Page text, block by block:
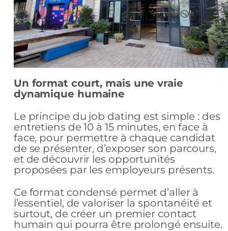
Un format court, mais une vraie
dynamique humaine
Le principe du job dating est simple : des
entretiens de 10 à 15 minutes, en face à
face, pour permettre à chaque candidat
de se présenter, d’exposer son parcours,
et de découvrir les opportunités
proposées par les employeurs présents.
Ce format condensé permet d’aller à
l’essentiel, de valoriser la spontanéité et
surtout, de créer un premier contact
humain qui pourra être prolongé ensuite.